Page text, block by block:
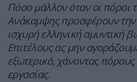
Πόσο μάλλον όταν οι πόροι
Ανάκαμψης προσφέρουν την
ισχυρή ελληνική αμυντική
Επιτέλους ας μην
εξωτερικό, χάνοντας πόρους
εργασίας.